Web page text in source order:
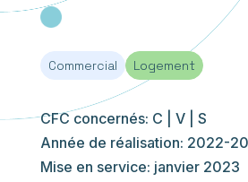
Commercial Logement
CFC concernés: C | V | S
Année de réalisation: 2022-
Mise en service: janvier 2023